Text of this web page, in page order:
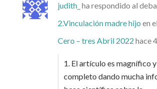
judith_ ha respondido al
2.Vinculación madre hijo en
Cero – tres Abril 2022 hace
1. El artículo es magnífico
completo dando mucha